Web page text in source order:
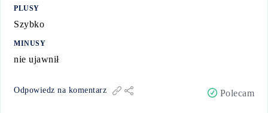
PLUSY
Szybko
MINUSY
nie ujawnił
Odpowiedz na komentarz Polecam